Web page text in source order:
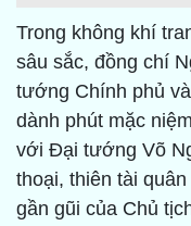
Trong không khí
sâu sắc, đồng chí
tướng Chính phủ
dành phút mặc
với Đại tướng Võ
thoại, thiên tài
gần gũi của Chủ